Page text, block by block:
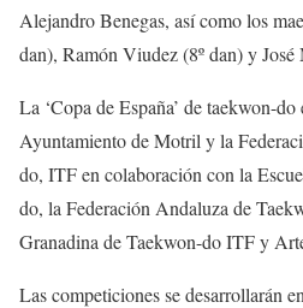
Alejandro Benegas, así como los
dan), Ramón Viudez (8º dan) y
La ‘Copa de España’ de taekwon-
Ayuntamiento de Motril y la
do, ITF en colaboración con la
do, la Federación Andaluza de
Granadina de Taekwon-do ITF y
Las competiciones se desarrollarán